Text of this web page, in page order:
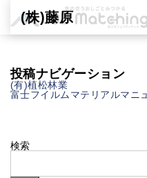
(株)藤原
投稿ナビゲーション
(有)植松林業
富士フイルムマテリアルマニ
検索